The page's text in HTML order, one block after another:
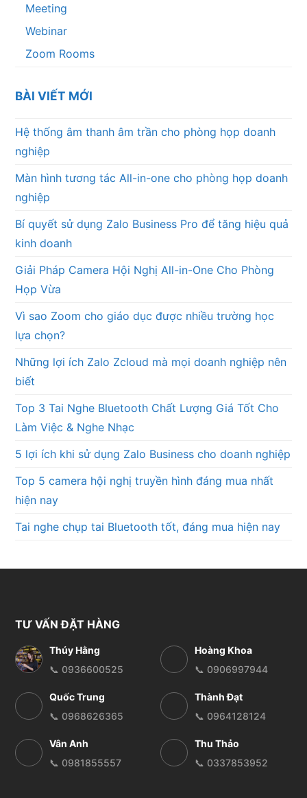
Meeting
Webinar
Zoom Rooms
BÀI VIẾT MỚI
Hệ thống âm thanh âm trần cho phòng họp doanh
nghiệp
Màn hình tương tác All-in-one cho phòng họp doanh
nghiệp
Bí quyết sử dụng Zalo Business Pro để tăng hiệu quả
kinh doanh
Giải Pháp Camera Hội Nghị All-in-One Cho Phòng
Họp Vừa
Vì sao Zoom cho giáo dục được nhiều trường học
lựa chọn?
Những lợi ích Zalo Zcloud mà mọi doanh nghiệp nên
biết
Top 3 Tai Nghe Bluetooth Chất Lượng Giá Tốt Cho
Làm Việc & Nghe Nhạc
5 lợi ích khi sử dụng Zalo Business cho doanh nghiệp
Top 5 camera hội nghị truyền hình đáng mua nhất
hiện nay
Tai nghe chụp tai Bluetooth tốt, đáng mua hiện nay
TƯ VẤN ĐẶT HÀNG
Thúy Hằng
📞 0936600525
Hoàng Khoa
📞 0906997944
Quốc Trung
📞 0968626365
Thành Đạt
📞 0964128124
Vân Anh
📞 0981855557
Thu Thảo
📞 0337853952